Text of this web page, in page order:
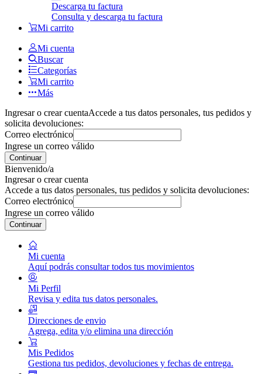
Descarga tu factura
Consulta y descarga tu factura
Mi carrito
Mi cuenta
Buscar
Categorías
Mi carrito
Más
Ingresar o crear cuentaAccede a tus datos personales, tus pedidos y
solicita devoluciones:
Correo electrónico
Ingrese un correo válido
Continuar
Bienvenido/a
Ingresar o crear cuenta
Accede a tus datos personales, tus pedidos y solicita devoluciones:
Correo electrónico
Ingrese un correo válido
Continuar
Mi cuenta
Aquí podrás consultar todos tus movimientos
Mi Perfil
Revisa y edita tus datos personales.
Direcciones de envio
Agrega, edita y/o elimina una dirección
Mis Pedidos
Gestiona tus pedidos, devoluciones y fechas de entrega.